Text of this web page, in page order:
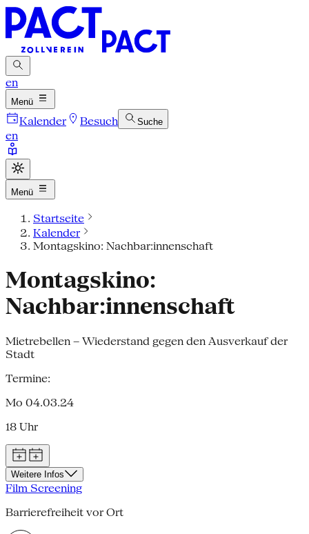
en
Menü
Kalender Besuch Suche
en
Menü
Startseite
Kalender
Montagskino: Nachbar:innenschaft
Montagskino:
Nachbar:innenschaft
Mietrebellen – Wiederstand gegen den Ausverkauf der
Stadt
Termine:
Mo 04.03.24
18 Uhr
Weitere Infos
Film Screening
Barrierefreiheit vor Ort